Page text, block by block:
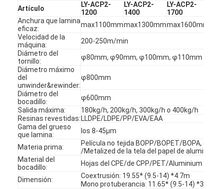
Artículo
LY-ACP2-
1200
LY-ACP2-
1400
LY-ACP2-
1700
Anchura que lamina
eficaz:
max1100mmmax1300mmmax1600mm
Velocidad de la
máquina:
200-250m/min
Diámetro del
tornillo:
φ80mm, φ90mm, φ100mm, φ110mm
Diámetro máximo
del
unwinder&rewinder:
φ800mm
Diámetro del
bocadillo:
φ600mm
Salida máxima:
180kg/h, 200kg/h, 300kg/h o 400kg/h
Resinas revestidas: LLDPE/LDPE/PP/EVA/EAA
Gama del grueso
que lamina:
los 8-45μm
Materia prima:
Película no tejida BOPP/BOPET/BOPA, etc
/Metalized de la tela del papel de aluminio
Material del
bocadillo:
Hojas del CPE/de CPP/PET/Aluminium
Dimensión:
Coextrusión: 19.55* (9.5-14) *4.7m
Mono protuberancia: 11.65* (9.5-14) *3.8m